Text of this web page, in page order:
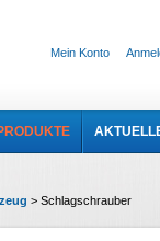
Mein Konto
> Schlagschrauber